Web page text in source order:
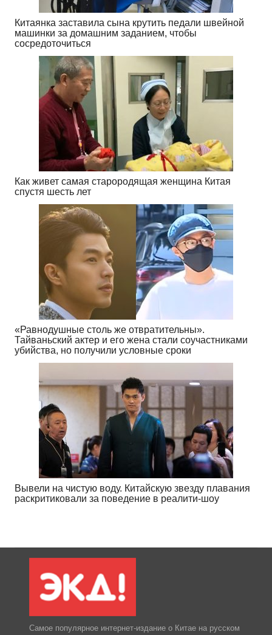
Китаянка заставила сына крутить педали швейной
машинки за домашним заданием, чтобы
сосредоточиться
Как живет самая старородящая женщина Китая
спустя шесть лет
«Равнодушные столь же отвратительны».
Тайваньский актер и его жена стали соучастниками
убийства, но получили условные сроки
Вывели на чистую воду. Китайскую звезду плавания
раскритиковали за поведение в реалити-шоу
Самое популярное интернет-издание о Китае на русском